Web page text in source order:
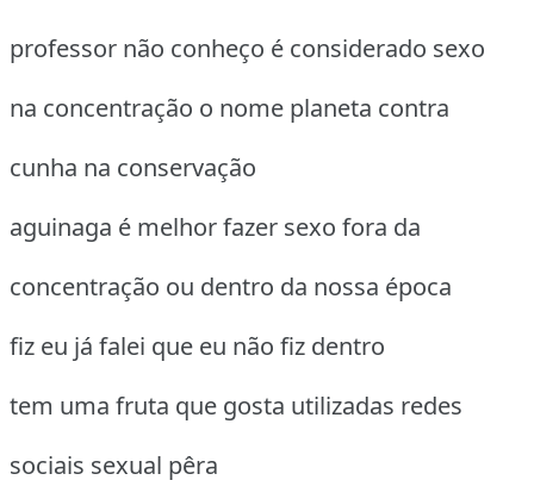
professor não conheço é considerado sexo
na concentração o nome planeta contra
cunha na conservação
aguinaga é melhor fazer sexo fora da
concentração ou dentro da nossa época
fiz eu já falei que eu não fiz dentro
tem uma fruta que gosta utilizadas redes
sociais sexual pêra